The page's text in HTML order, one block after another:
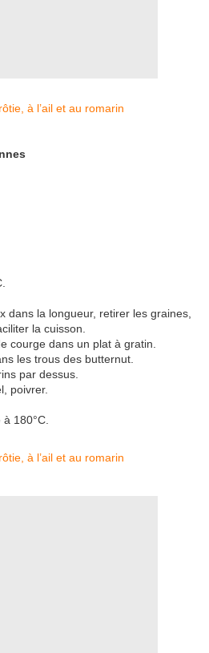
dans la longueur, retirer les graines,
la cuisson.
courge dans un plat à gratin.
les trous des butternut.
par dessus.
poivrer.
180°C.